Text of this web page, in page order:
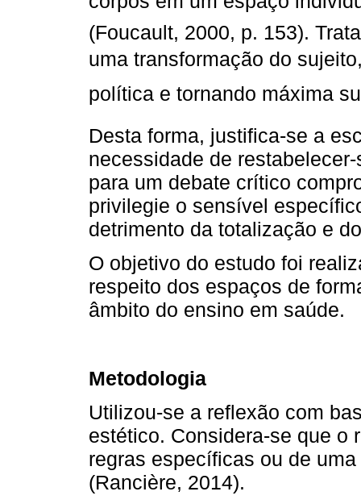
(Foucault, 2000, p. 153).
uma transformação do sujeito,
política e tornando máxima
Desta forma, justifica-se a
necessidade de
para um debate crítico
privilegie o sensível
detrimento da totalização e
O objetivo do estudo foi
respeito dos espaços de
âmbito do ensino em saúde.
Metodologia
Utilizou-se a reflexão com
estético. Considera-se que o
regras específicas ou de
(Rancière, 2014).